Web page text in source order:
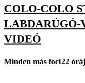
COLO-COLO
LABDARÚGÓ-
VIDEÓ
Minden más foci22